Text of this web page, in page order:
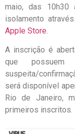
maio, das 10h30
isolamento
Apple Store.
A inscrição é
que possuem
suspeita/
será disponível
Rio de Janeiro,
primeiros inscritos.